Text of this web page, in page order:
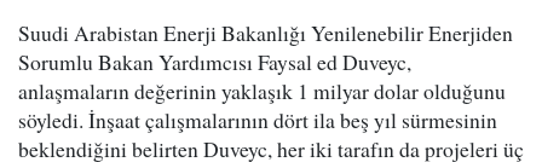
Suudi Arabistan Enerji Bakanlığı Yenilenebilir Enerjiden
Sorumlu Bakan Yardımcısı Faysal ed Duveyc,
anlaşmaların değerinin yaklaşık 1 milyar dolar olduğunu
söyledi. İnşaat çalışmalarının dört ila beş yıl sürmesinin
beklendiğini belirten Duveyc, her iki tarafın da projeleri üç